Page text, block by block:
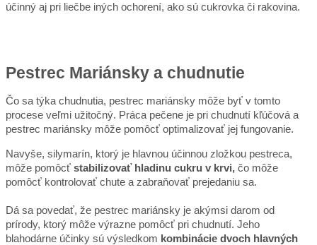
účinný aj pri liečbe iných ochorení, ako sú cukrovka či rakovina.
Pestrec Mariánsky a chudnutie
Čo sa týka chudnutia, pestrec mariánsky môže byť v tomto
procese veľmi užitočný. Práca pečene je pri chudnutí kľúčová a
pestrec mariánsky môže pomôcť optimalizovať jej fungovanie.
Navyše, silymarín, ktorý je hlavnou účinnou zložkou pestreca,
môže pomôcť stabilizovať hladinu cukru v krvi, čo môže
pomôcť kontrolovať chute a zabraňovať prejedaniu sa.
Dá sa povedať, že pestrec mariánsky je akýmsi darom od
prírody, ktorý môže výrazne pomôcť pri chudnutí. Jeho
blahodárne účinky sú výsledkom kombinácie dvoch hlavných